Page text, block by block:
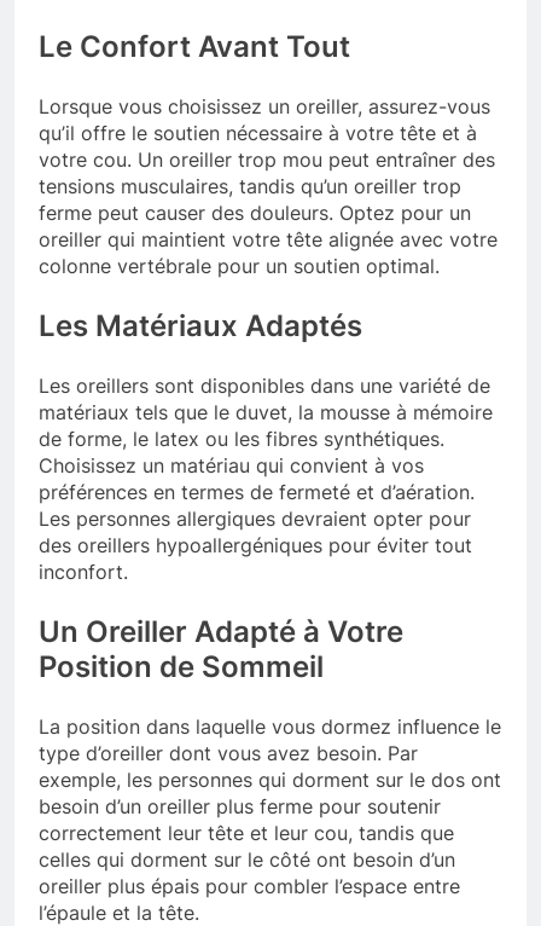
Le Confort Avant Tout
Lorsque vous choisissez un oreiller, assurez-vous
qu’il offre le soutien nécessaire à votre tête et à
votre cou. Un oreiller trop mou peut entraîner des
tensions musculaires, tandis qu’un oreiller trop
ferme peut causer des douleurs. Optez pour un
oreiller qui maintient votre tête alignée avec votre
colonne vertébrale pour un soutien optimal.
Les Matériaux Adaptés
Les oreillers sont disponibles dans une variété de
matériaux tels que le duvet, la mousse à mémoire
de forme, le latex ou les fibres synthétiques.
Choisissez un matériau qui convient à vos
préférences en termes de fermeté et d’aération.
Les personnes allergiques devraient opter pour
des oreillers hypoallergéniques pour éviter tout
inconfort.
Un Oreiller Adapté à Votre
Position de Sommeil
La position dans laquelle vous dormez influence le
type d’oreiller dont vous avez besoin. Par
exemple, les personnes qui dorment sur le dos ont
besoin d’un oreiller plus ferme pour soutenir
correctement leur tête et leur cou, tandis que
celles qui dorment sur le côté ont besoin d’un
oreiller plus épais pour combler l’espace entre
l’épaule et la tête.